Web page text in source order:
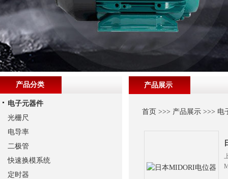
产品展示
首页 >>> 产品展示 >>> 电
产品分类
电子元器件
光栅尺
电导率
二极管
快速换模系统
定时器